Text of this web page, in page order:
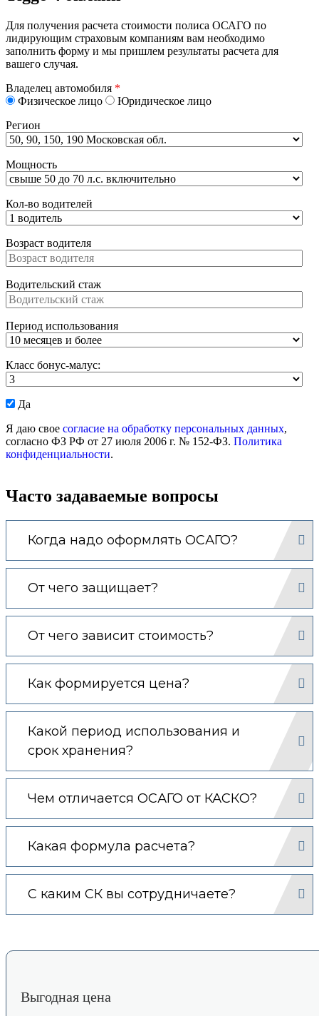
Для получения расчета стоимости полиса ОСАГО по
лидирующим страховым компаниям вам необходимо
заполнить форму и мы пришлем результаты расчета для
вашего случая.
Владелец автомобиля *
Физическое лицо
Юридическое лицо
Регион
Мощность
Кол-во водителей
Возраст водителя
Водительский стаж
Период использования
Класс бонус-малус:
Даю
на
обработку
моих
Да
Я даю свое согласие на обработку персональных данных,
согласно ФЗ РФ от 27 июля 2006 г. № 152-ФЗ. Политика
конфиденциальности.
Часто задаваемые вопросы
Когда надо оформлять ОСАГО?
От чего защищает?
От чего зависит стоимость?
Как формируется цена?
Какой период использования и
срок хранения?
Чем отличается ОСАГО от КАСКО?
Какая формула расчета?
С каким СК вы сотрудничаете?
Выгодная цена